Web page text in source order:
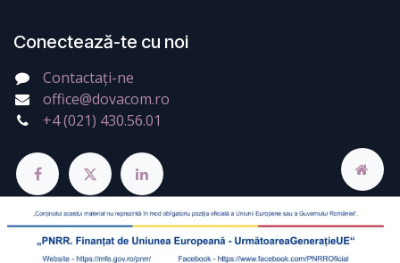
Conectează-te cu noi
Contactați-ne
office@dovacom.ro
+4 (021) 430.56.01